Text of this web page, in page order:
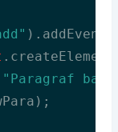
"Paragraf baru